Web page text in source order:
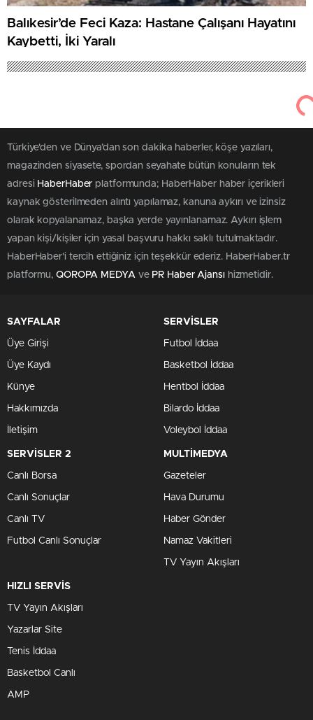
Balıkesir’de Feci Kaza: Hastane Çalışanı Hayatını
Kaybetti, İki Yaralı
Türkiye'den ve Dünya’dan son dakika haberler, köşe yazıları,
magazinden siyasete, spordan seyahate bütün konuların tek
adresi HaberHaber platformunda; HaberHaber haber içerikleri
kaynak gösterilmeden alıntı yapılamaz, kanuna aykırı ve izinsiz
olarak kopyalanamaz, başka yerde yayınlanamaz. Aykırı işlem
yapan kişi/kişiler için yasal başvuru hakkı saklı tutulmaktadır.
HaberHaber'i tercih ettiğiniz için teşekkür ederiz. HaberHaber.tr
platformu, QOROPA MEDYAve PR Haber Ajansıhizmetidir.
SAYFALAR
Üye Girişi
Üye Kaydı
Künye
Hakkımızda
İletişim
SERVİSLER
Futbol İddaa
Basketbol İddaa
Hentbol İddaa
Bilardo İddaa
Voleybol İddaa
SERVİSLER 2
Canlı Borsa
Canlı Sonuçlar
Canlı TV
Futbol Canlı Sonuçlar
MULTİMEDYA
Gazeteler
Hava Durumu
Haber Gönder
Namaz Vakitleri
TV Yayın Akışları
HIZLI SERVİS
TV Yayın Akışları
Yazarlar Site
Tenis İddaa
Basketbol Canlı
AMP